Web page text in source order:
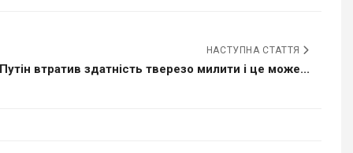
НАСТУПНА СТАТТЯ
Путін втратив здатність тверезо милити і це може...